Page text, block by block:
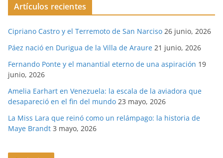
Artículos recientes
Cipriano Castro y el Terremoto de San Narciso 26 junio, 2026
Páez nació en Durigua de la Villa de Araure 21 junio, 2026
Fernando Ponte y el manantial eterno de una aspiración 19
junio, 2026
Amelia Earhart en Venezuela: la escala de la aviadora que
desapareció en el fin del mundo 23 mayo, 2026
La Miss Lara que reinó como un relámpago: la historia de
Maye Brandt 3 mayo, 2026